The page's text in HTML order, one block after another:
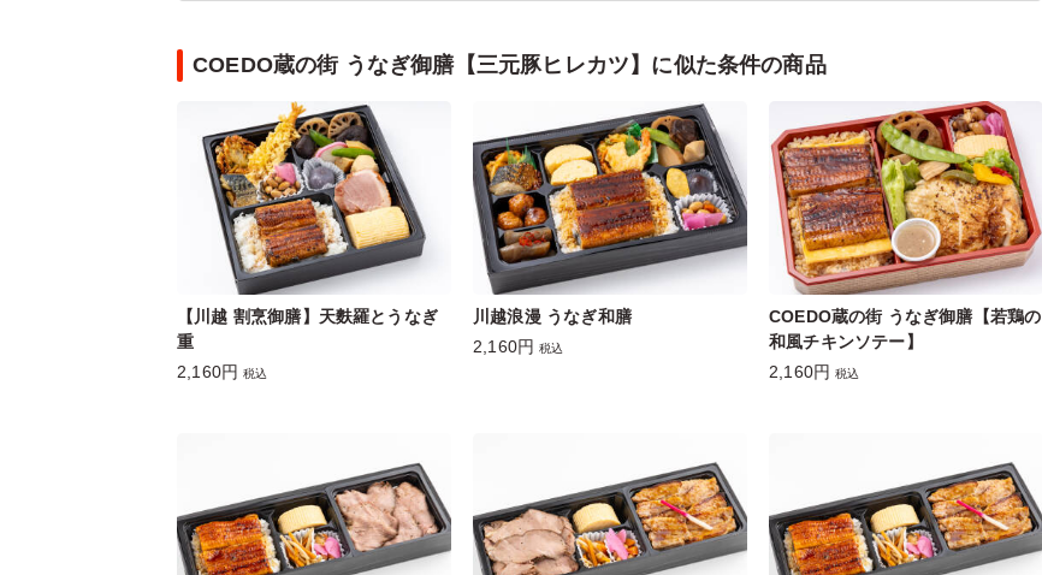
COEDO蔵の街 うなぎ御膳【三元豚ヒレカツ】に似た条件の商品
【川越 割烹御膳】天麩羅とうなぎ
重
2,160円 税込
川越浪漫 うなぎ和膳
2,160円 税込
COEDO蔵の街 うなぎ御膳【若鶏の
和⾵チキンソテー】
2,160円 税込